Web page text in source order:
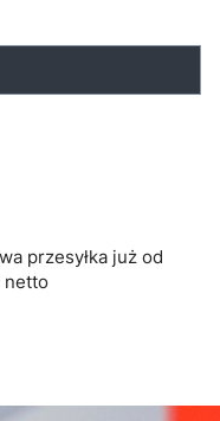
przesyłka już od
netto